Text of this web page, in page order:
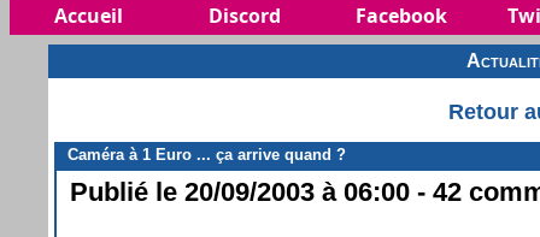
Accueil Discord Facebook
Retour
Caméra à 1 Euro ... ça arrive quand ?
Publié le 20/09/2003 à 06:00 - 42